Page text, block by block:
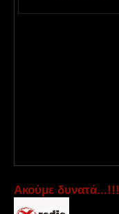
Aκούμε δυνατά...!!!